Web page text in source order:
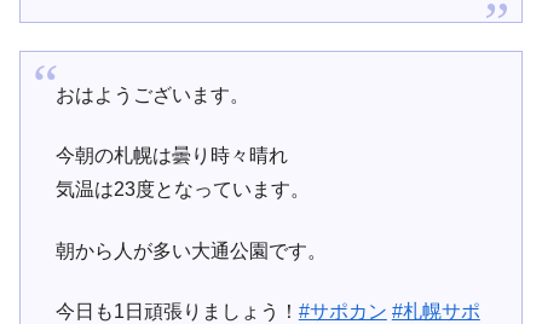
おはようございます。
今朝の札幌は曇り時々晴れ
気温は23度となっています。
朝から人が多い大通公園です。
今日も1日頑張りましょう！ #サポカン #札幌サポ